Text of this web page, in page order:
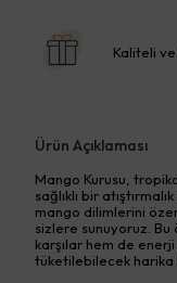
Kaliteli
Ürün Açıklaması
Mango Kurusu,
sağlıklı bir
mango dilimlerini
sizlere sunuyoruz. Bu
karşılar hem de
tüketilebilecek harika